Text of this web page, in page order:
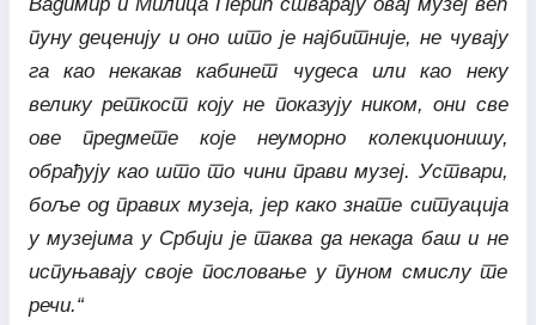
пуну деценију и оно што је најбитније, не чувају
га као некакав кабинет чудеса или као неку
велику реткост коју не показују ником, они све
ове предмете које неуморно колекционишу,
обрађују као што то чини прави музеј. Уствари,
боље од правих музеја, јер како знате ситуација
у музејима у Србији је таква да некада баш и не
испуњавају своје пословање у пуном смислу те
речи.“